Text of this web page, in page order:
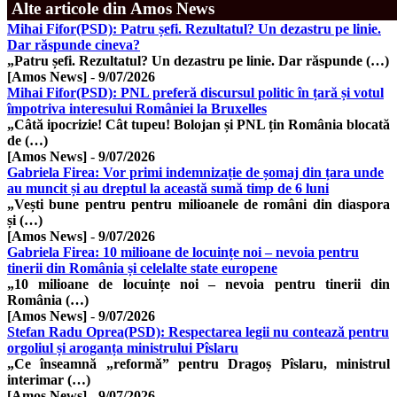
Alte articole din Amos News
Mihai Fifor(PSD): Patru șefi. Rezultatul? Un dezastru pe linie.
Dar răspunde cineva?
„Patru șefi. Rezultatul? Un dezastru pe linie. Dar răspunde (…)
[Amos News] - 9/07/2026
Mihai Fifor(PSD): PNL preferă discursul politic în țară și votul
împotriva interesului României la Bruxelles
„Câtă ipocrizie! Cât tupeu! Bolojan și PNL țin România blocată
de (…)
[Amos News] - 9/07/2026
Gabriela Firea: Vor primi indemnizație de șomaj din țara unde
au muncit și au dreptul la această sumă timp de 6 luni
„Vești bune pentru pentru milioanele de români din diaspora
și (…)
[Amos News] - 9/07/2026
Gabriela Firea: 10 milioane de locuințe noi – nevoia pentru
tinerii din România și celelalte state europene
„10 milioane de locuințe noi – nevoia pentru tinerii din
România (…)
[Amos News] - 9/07/2026
Stefan Radu Oprea(PSD): Respectarea legii nu contează pentru
orgoliul și aroganța ministrului Pîslaru
„Ce înseamnă „reformă” pentru Dragoș Pîslaru, ministrul
interimar (…)